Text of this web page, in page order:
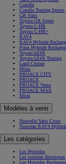
Corolla
Corolla Touring Sports
GR Yaris
Toyota GR Supra
Toyota C-HR
Toyota C-HR+
RAV4
RAV4 Hybride
Prius Hybride
Toyota bZ4X
Toyota bZ4X Touring
Land Cruiser
Hilux
PROACE CITY
PROACE
PROACE Verso
PROACE MAX
Mirai
Modèles à venir
Nouvelle Yaris Cross
Nouveau RAV4
Les catégories
Les Hybrides
Les voitures électriques
Les Hybrides